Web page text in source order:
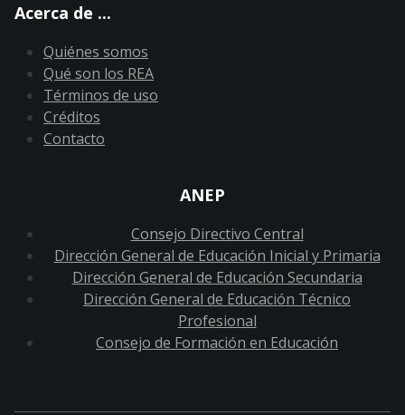
Acerca de ...
Quiénes somos
Qué son los REA
Términos de uso
Créditos
Contacto
ANEP
Consejo Directivo Central
Dirección General de Educación Inicial y Primaria
Dirección General de Educación Secundaria
Dirección General de Educación Técnico
Profesional
Consejo de Formación en Educación